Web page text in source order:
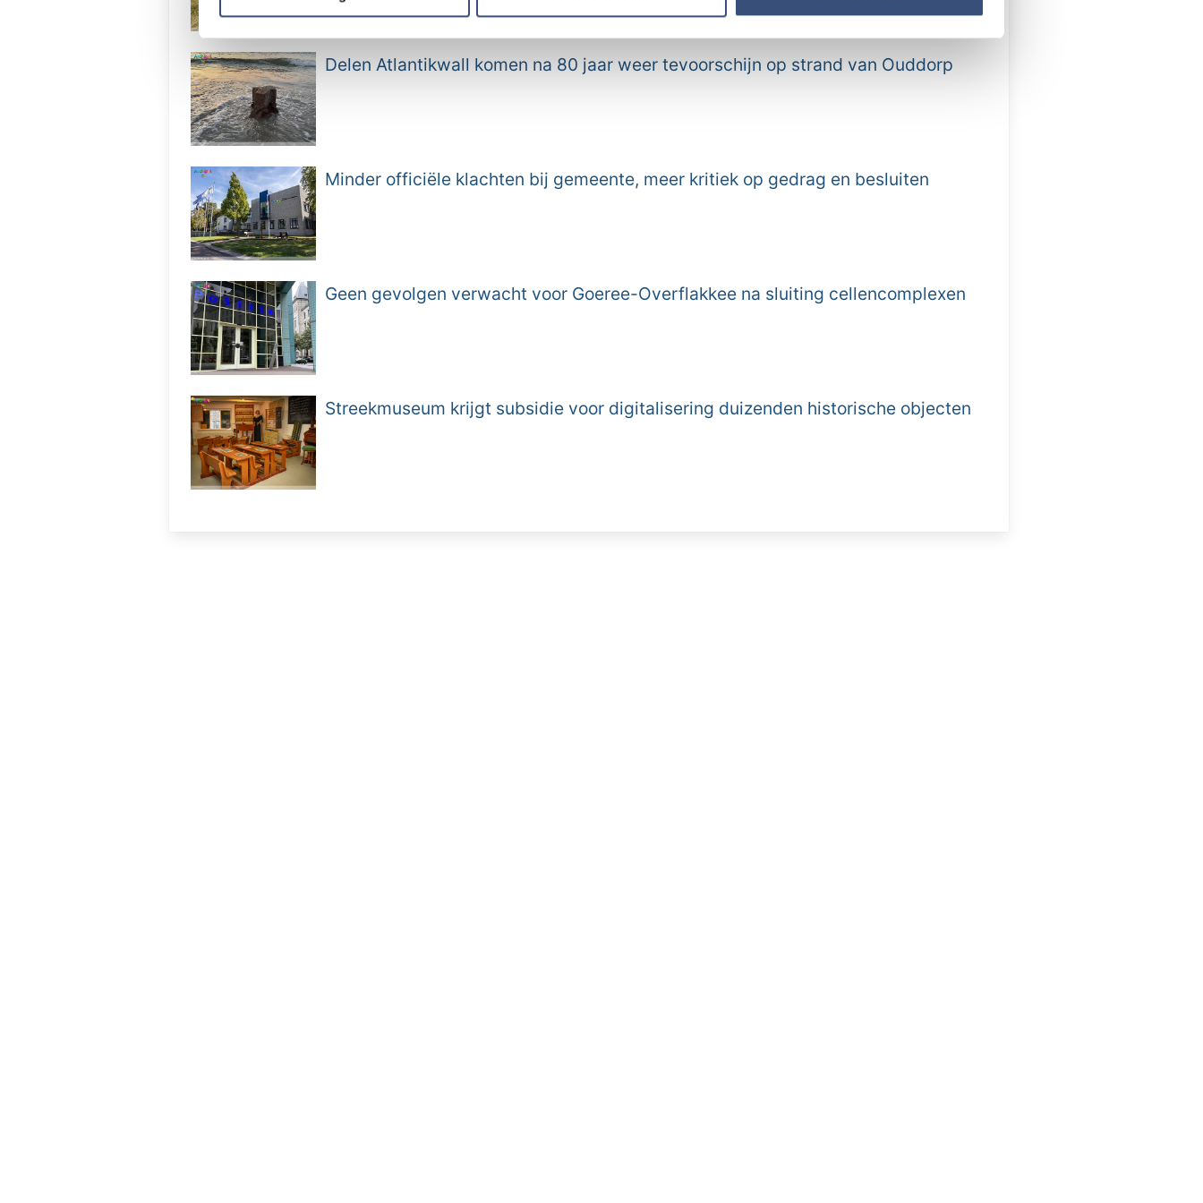
verstrekt of die ze hebben verzameld op basis van uw gebruik van hun services.
Delen Atlantikwall komen na 80 jaar weer tevoorschijn op strand van Ouddorp
Minder officiële klachten bij gemeente, meer kritiek op gedrag en besluiten
Geen gevolgen verwacht voor Goeree-Overflakkee na sluiting cellencomplexen
Streekmuseum krijgt subsidie voor digitalisering duizenden historische objecten